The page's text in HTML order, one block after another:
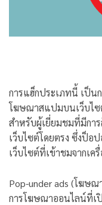
การแฮ็กประเภทนี้ เป็น
โฆษณาสแปมบนเว็บไ
สำหรับผู้เยี่ยมชมที่มีกา
เว็บไซต์โดยตรง ซึ่งป็อ
เว็บไซต์ที่เข้าชมจากเ
Pop-under ads (โฆษ
การโฆษณาออนไลน์ที่เ